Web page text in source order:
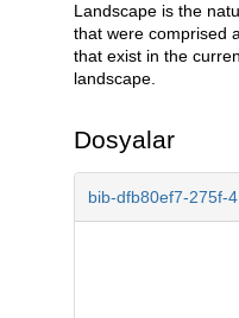
Açıklama
Landscape is the
that were comprised
that exist in the
landscape.
Dosyalar
bib-dfb80ef7-275f-